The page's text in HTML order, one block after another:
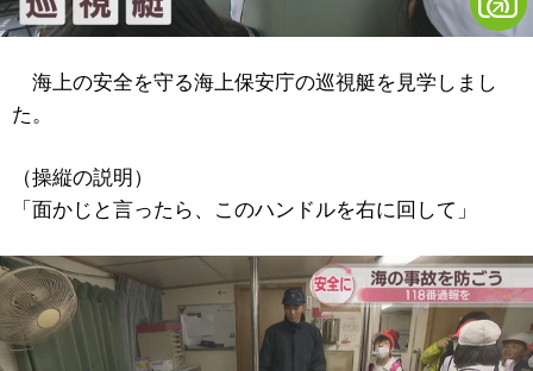
海上の安全を守る海上保安庁の巡視艇を見学しまし
た。
（操縦の説明）
「面かじと言ったら、このハンドルを右に回して」